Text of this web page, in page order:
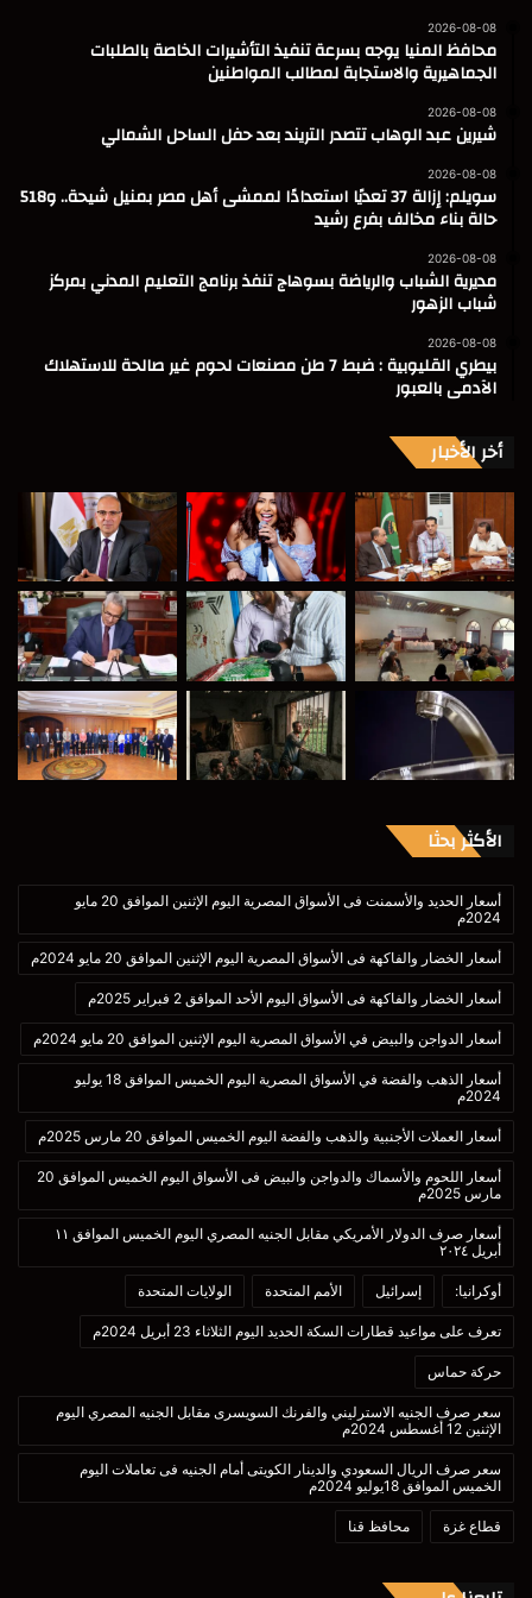
2026-08-08
محافظ المنيا يوجه بسرعة تنفيذ التأشيرات الخاصة بالطلبات
الجماهيرية والاستجابة لمطالب المواطنين
2026-08-08
شيرين عبد الوهاب تتصدر التريند بعد حفل الساحل الشمالي
2026-08-08
سويلم: إزالة 37 تعديًا استعدادًا لممشى أهل مصر بمنيل شيحة.. و518
حالة بناء مخالف بفرع رشيد
2026-08-08
مديرية الشباب والرياضة بسوهاج تنفذ برنامج التعليم المدني بمركز
شباب الزهور
2026-08-08
بيطري القليوبية : ضبط 7 طن مصنعات لحوم غير صالحة للاستهلاك
الآدمى بالعبور
أخر الأخبار
الأكثر بحثا
أسعار الحديد والأسمنت فى الأسواق المصرية اليوم الإثنين الموافق 20 مايو
2024م
أسعار الخضار والفاكهة فى الأسواق المصرية اليوم الإثنين الموافق 20 مايو 2024م
أسعار الخضار والفاكهة فى الأسواق اليوم الأحد الموافق 2 فبراير 2025م
أسعار الدواجن والبيض في الأسواق المصرية اليوم الإثنين الموافق 20 مايو 2024م
أسعار الذهب والفضة في الأسواق المصرية اليوم الخميس الموافق 18 يوليو
2024م
أسعار العملات الأجنبية والذهب والفضة اليوم الخميس الموافق 20 مارس 2025م
أسعار اللحوم والأسماك والدواجن والبيض فى الأسواق اليوم الخميس الموافق 20
مارس 2025م
أسعار صرف الدولار الأمريكي مقابل الجنيه المصري اليوم الخميس الموافق ١١
أبريل ٢٠٢٤
أوكرانيا: إسرائيل الأمم المتحدة الولايات المتحدة
تعرف على مواعيد قطارات السكة الحديد اليوم الثلاثاء 23 أبريل 2024م
حركة حماس
سعر صرف الجنيه الاسترليني والفرنك السويسرى مقابل الجنيه المصري اليوم
الإثنين 12 أغسطس 2024م
سعر صرف الريال السعودي والدينار الكويتى أمام الجنيه فى تعاملات اليوم
الخميس الموافق 18يوليو 2024م
قطاع غزة محافظ قنا